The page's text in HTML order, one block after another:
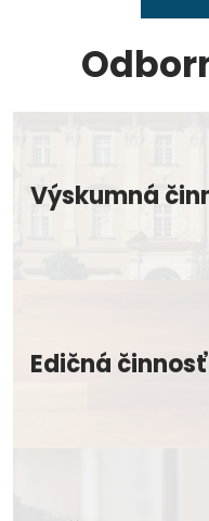
Výskumná
Edičná činnosť